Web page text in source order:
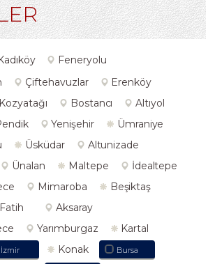
Feneryolu
Çiftehavuzlar
Erenköy
Kozyatağı Bostancı
Altıyol
Yenişehir
Ümraniye
Üsküdar
Altunizade
Ünalan Maltepe
İdealtepe
Mimaroba
Beşiktaş
Fatih
Aksaray
Yarımburgaz
Kartal
İzmir Konak Bursa